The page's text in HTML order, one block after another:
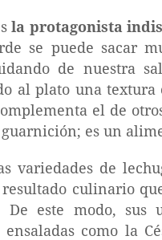
la protagonista
se puede sacar
de nuestra
al plato una textura
el de
es un
variedades de
culinario
De este modo, sus
ensaladas como la